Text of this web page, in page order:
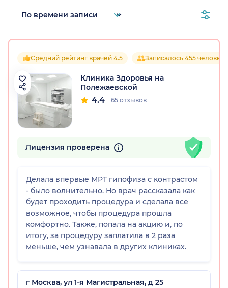
Средний рейтинг врачей 4.5 Записалось 455 человек
Клиника Здоровья на
Полежаевской
4.4 65 отзывов
Лицензия проверена
Делала впервые МРТ гипофиза с контрастом
- было волнительно. Но врач рассказала как
будет проходить процедура и сделала все
возможное, чтобы процедура прошла
комфортно. Также, попала на акцию и, по
итогу, за процедуру заплатила в 2 раза
меньше, чем узнавала в других клиниках.
г Москва, ул 1-я Магистральная, д 25